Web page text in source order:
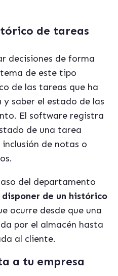
de tareas
decisiones de forma
de este tipo
de las tareas que ha
saber el estado de las
El software registra
de una tarea
de notas o
del departamento
disponer de un histórico
ocurre desde que una
por el almacén hasta
al cliente.
a tu empresa